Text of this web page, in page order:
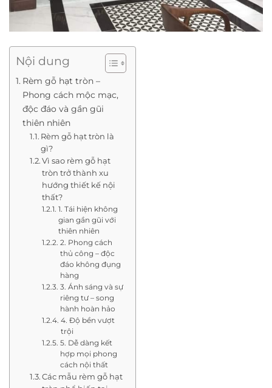
Nội dung
Rèm gỗ hạt tròn –
Phong cách mộc mạc,
độc đáo và gần gũi
thiên nhiên
Rèm gỗ hạt tròn là
gì?
Vì sao rèm gỗ hạt
tròn trở thành xu
hướng thiết kế nội
thất?
1. Tái hiện không
gian gần gũi với
thiên nhiên
2. Phong cách
thủ công – độc
đáo không đụng
hàng
3. Ánh sáng và sự
riêng tư – song
hành hoàn hảo
4. Độ bền vượt
trội
5. Dễ dàng kết
hợp mọi phong
cách nội thất
Các mẫu rèm gỗ hạt